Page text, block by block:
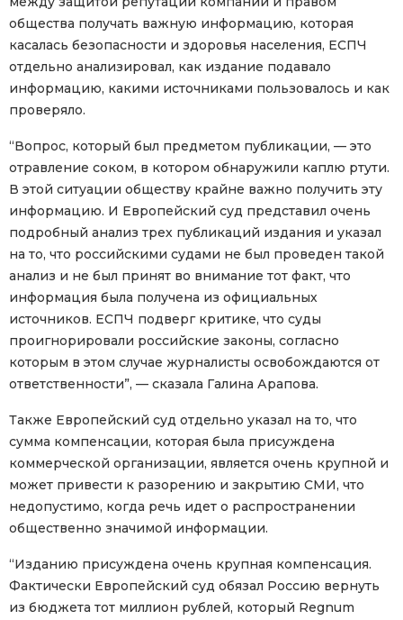
общества получать важную информацию, которая
касалась безопасности и здоровья населения, ЕСПЧ
отдельно анализировал, как издание подавало
информацию, какими источниками пользовалось и как
проверяло.
“Вопрос, который был предметом публикации, — это
отравление соком, в котором обнаружили каплю ртути.
В этой ситуации обществу крайне важно получить эту
информацию. И Европейский суд представил очень
подробный анализ трех публикаций издания и указал
на то, что российскими судами не был проведен такой
анализ и не был принят во внимание тот факт, что
информация была получена из официальных
источников. ЕСПЧ подверг критике, что суды
проигнорировали российские законы, согласно
которым в этом случае журналисты освобождаются от
ответственности”, — сказала Галина Арапова.
Также Европейский суд отдельно указал на то, что
сумма компенсации, которая была присуждена
коммерческой организации, является очень крупной и
может привести к разорению и закрытию СМИ, что
недопустимо, когда речь идет о распространении
общественно значимой информации.
“Изданию присуждена очень крупная компенсация.
Фактически Европейский суд обязал Россию вернуть
из бюджета тот миллион рублей, который Regnum